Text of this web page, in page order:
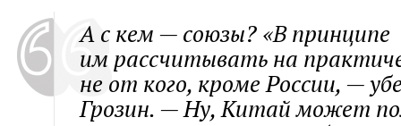
А с кем — союзы? «В принципе
им рассчитывать на
не от кого, кроме России, —
Грозин. — Ну, Китай может